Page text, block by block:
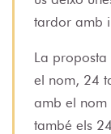
tardor amb
La
el nom, 24
amb el nom
també els